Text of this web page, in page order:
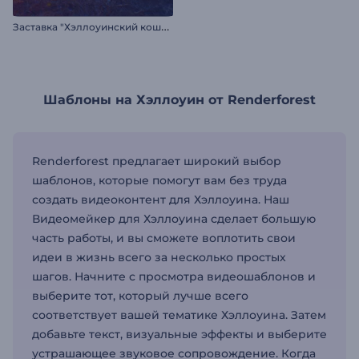
З
аставка "Хэллоуинский кошмар"
Шаблоны на Хэллоуин от Renderforest
Renderforest предлагает широкий выбор
шаблонов, которые помогут вам без труда
создать видеоконтент для Хэллоуина. Наш
Видеомейкер для Хэллоуина сделает большую
часть работы, и вы сможете воплотить свои
идеи в жизнь всего за несколько простых
шагов. Начните с просмотра видеошаблонов и
выберите тот, который лучше всего
соответствует вашей тематике Хэллоуина. Затем
добавьте текст, визуальные эффекты и выберите
устрашающее звуковое сопровождение. Когда